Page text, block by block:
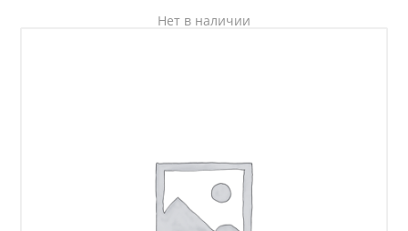
Нет в наличии